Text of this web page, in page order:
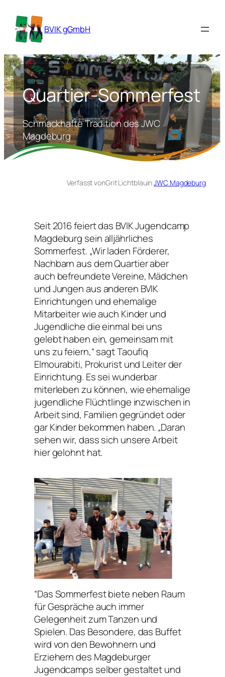
BVIK gGmbH
Quartier-Sommerfest
Schmackhafte Tradition des JWC
Magdeburg
Verfasst vonGrit LichtblauinJWC Magdeburg
Seit 2016 feiert das BVIK Jugendcamp
Magdeburg sein alljährliches
Sommerfest. „Wir laden Förderer,
Nachbarn aus dem Quartier aber
auch befreundete Vereine, Mädchen
und Jungen aus anderen BVIK
Einrichtungen und ehemalige
Mitarbeiter wie auch Kinder und
Jugendliche die einmal bei uns
gelebt haben ein, gemeinsam mit
uns zu feiern,“ sagt Taoufiq
Elmourabiti, Prokurist und Leiter der
Einrichtung. Es sei wunderbar
miterleben zu können, wie ehemalige
jugendliche Flüchtlinge inzwischen in
Arbeit sind, Familien gegründet oder
gar Kinder bekommen haben. „Daran
sehen wir, dass sich unsere Arbeit
hier gelohnt hat.
“Das Sommerfest biete neben Raum
für Gespräche auch immer
Gelegenheit zum Tanzen und
Spielen. Das Besondere, das Buffet
wird von den Bewohnern und
Erziehern des Magdeburger
Jugendcamps selber gestaltet und